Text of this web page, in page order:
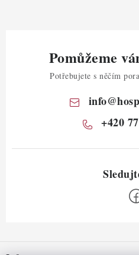
Pomůžeme
Potřebujete s něčím
info@
+420